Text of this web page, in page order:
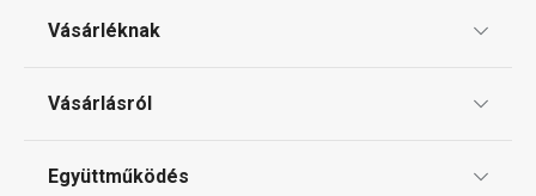
Vásárléknak
Gyakori kérdések
Vásárlásról
Együttműködés